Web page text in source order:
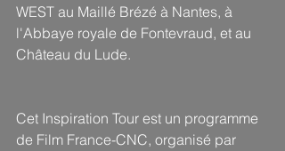
WEST au Maillé Brézé à Nantes, à
l'Abbaye royale de Fontevraud, et au
Château du Lude.
Cet Inspiration Tour est un programme
de Film France-CNC, organisé par